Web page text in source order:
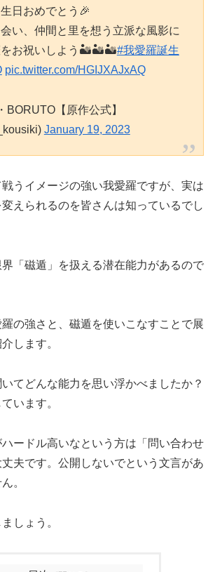
日おめでとう🎉
い、仲間と里を想う立派な風影に
をお祝いしよう🏜🏜🏜#我愛羅誕生
pic.twitter.com/HGIJXAJxAQ
【原作公式】
January 19, 2023
うイメージの強い我愛羅ですが、実は
えられるのを皆さんは知っているでし
「磁遁」を扱える潜在能力があるので
の強さと、磁遁を使いこなすことで展
します。
てどんな能力を思い浮かべましたか？
ちしています。
ードル高いなという方は「問い合わせ
夫です。公開しないでという文言があ
しません。
しょう。